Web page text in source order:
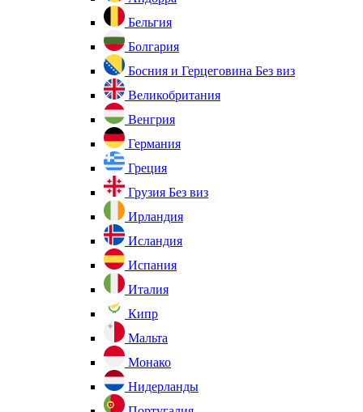
Бельгия
Болгария
Босния и Герцеговина Без виз
Великобритания
Венгрия
Германия
Греция
Грузия Без виз
Ирландия
Исландия
Испания
Италия
Кипр
Мальта
Монако
Нидерланды